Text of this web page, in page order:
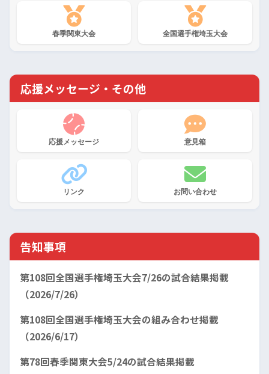
春季関東大会 全国選手権埼玉大会
応援メッセージ・その他
応援メッセージ 意見箱
リンク お問い合わせ
告知事項
第108回全国選手権埼玉大会7/26の試合結果掲載
（2026/7/26）
第108回全国選手権埼玉大会の組み合わせ掲載
（2026/6/17）
第78回春季関東大会5/24の試合結果掲載